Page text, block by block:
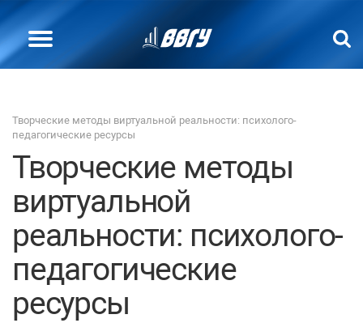
Творческие методы виртуальной реальности: психолого-
педагогические ресурсы
Творческие методы
виртуальной
реальности: психолого-
педагогические
ресурсы